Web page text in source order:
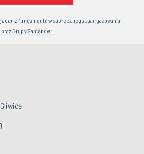
z fundamentów społecznego zaangażowania
Grupy Santander.